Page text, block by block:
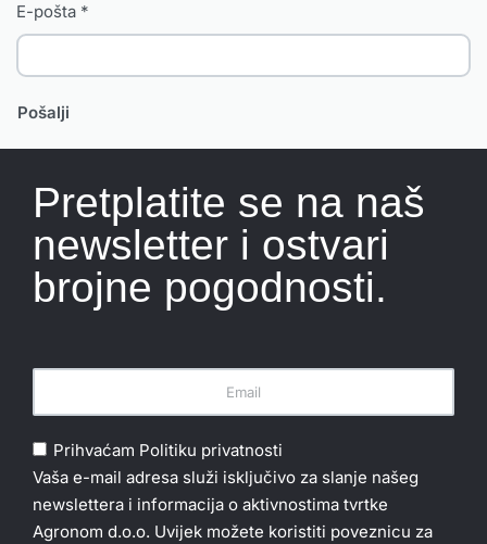
E-pošta *
Pretplatite se na naš
newsletter i ostvari
brojne pogodnosti.
Prihvaćam Politiku privatnosti
Vaša e-mail adresa služi isključivo za slanje našeg
newslettera i informacija o aktivnostima tvrtke
Agronom d.o.o. Uvijek možete koristiti poveznicu za